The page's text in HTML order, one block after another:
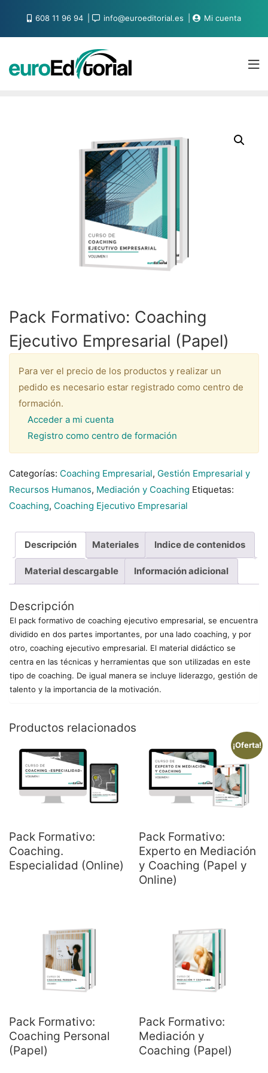
608 11 96 94 info@euroeditorial.es Mi cuenta
Pack Formativo: Coaching
Ejecutivo Empresarial (Papel)
Para ver el precio de los productos y realizar un
pedido es necesario estar registrado como centro de
formación.
Acceder a mi cuenta
Registro como centro de formación
Categorías: Coaching Empresarial, Gestión Empresarial y
Recursos Humanos, Mediación y Coaching Etiquetas:
Coaching, Coaching Ejecutivo Empresarial
Descripción Materiales Indice de contenidos
Material descargable Información adicional
Descripción
El pack formativo de coaching ejecutivo empresarial, se encuentra
dividido en dos partes importantes, por una lado coaching, y por
otro, coaching ejecutivo empresarial. El material didáctico se
centra en las técnicas y herramientas que son utilizadas en este
tipo de coaching. De igual manera se incluye liderazgo, gestión de
talento y la importancia de la motivación.
Productos relacionados
Pack Formativo:
Coaching.
Especialidad (Online)
¡Oferta!
Pack Formativo:
Experto en Mediación
y Coaching (Papel y
Online)
Pack Formativo:
Coaching Personal
(Papel)
Pack Formativo:
Mediación y
Coaching (Papel)